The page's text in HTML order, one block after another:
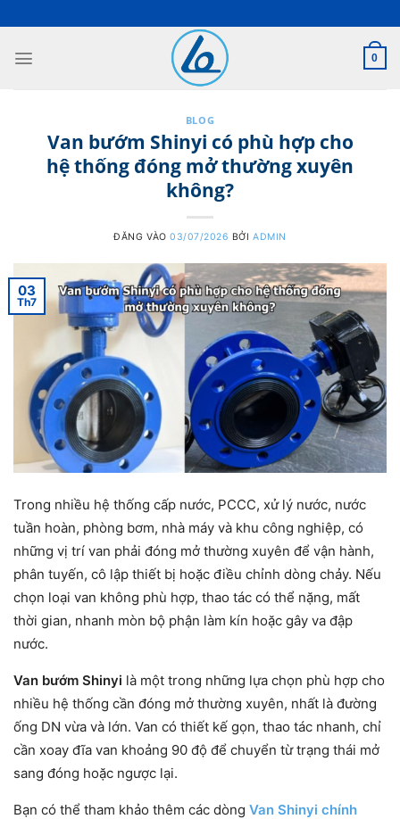
nội
0
BLOG
Van bướm Shinyi có phù hợp cho
hệ thống đóng mở thường xuyên
không?
ĐĂNG VÀO03/07/2026 BỞI ADMIN
03
Th7
Trong nhiều hệ thống cấp nước, PCCC, xử lý nước, nước
tuần hoàn, phòng bơm, nhà máy và khu công nghiệp, có
những vị trí van phải đóng mở thường xuyên để vận hành,
phân tuyến, cô lập thiết bị hoặc điều chỉnh dòng chảy. Nếu
chọn loại van không phù hợp, thao tác có thể nặng, mất
thời gian, nhanh mòn bộ phận làm kín hoặc gây va đập
nước.
Van bướm Shinyi là một trong những lựa chọn phù hợp cho
nhiều hệ thống cần đóng mở thường xuyên, nhất là đường
ống DN vừa và lớn. Van có thiết kế gọn, thao tác nhanh, chỉ
cần xoay đĩa van khoảng 90 độ để chuyển từ trạng thái mở
sang đóng hoặc ngược lại.
Bạn có thể tham khảo thêm các dòng Van Shinyi chính